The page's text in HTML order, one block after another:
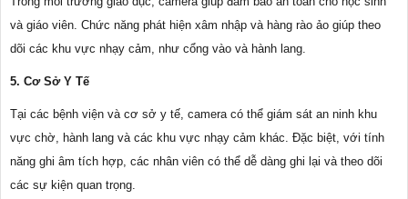
và giáo viên. Chức năng phát hiện xâm nhập và hàng rào ảo giúp theo
dõi các khu vực nhạy cảm, như cổng vào và hành lang.
5. Cơ Sở Y Tế
Tại các bệnh viện và cơ sở y tế, camera có thể giám sát an ninh khu
vực chờ, hành lang và các khu vực nhạy cảm khác. Đặc biệt, với tính
năng ghi âm tích hợp, các nhân viên có thể dễ dàng ghi lại và theo dõi
các sự kiện quan trọng.